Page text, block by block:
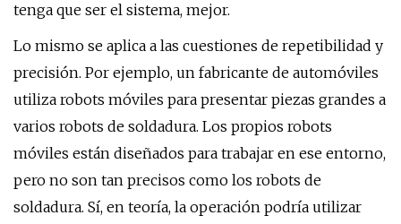
tenga que ser el sistema, mejor.
Lo mismo se aplica a las cuestiones de repetibilidad y
precisión. Por ejemplo, un fabricante de automóviles
utiliza robots móviles para presentar piezas grandes a
varios robots de soldadura. Los propios robots
móviles están diseñados para trabajar en ese entorno,
pero no son tan precisos como los robots de
soldadura. Sí, en teoría, la operación podría utilizar